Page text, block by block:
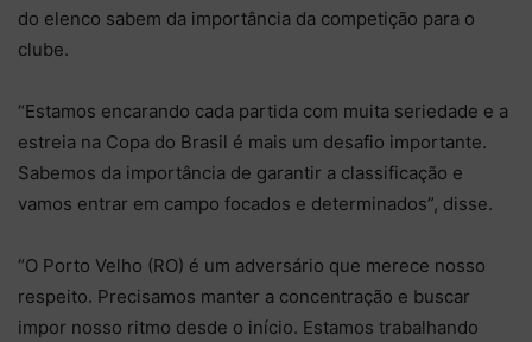
do elenco sabem da importância da competição para o
clube.
“Estamos encarando cada partida com muita seriedade e a
estreia na Copa do Brasil é mais um desafio importante.
Sabemos da importância de garantir a classificação e
vamos entrar em campo focados e determinados”, disse.
“O Porto Velho (RO) é um adversário que merece nosso
respeito. Precisamos manter a concentração e buscar
impor nosso ritmo desde o início. Estamos trabalhando